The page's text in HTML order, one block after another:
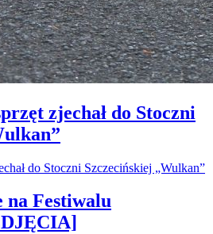
zjechał do Stoczni
na Festiwalu